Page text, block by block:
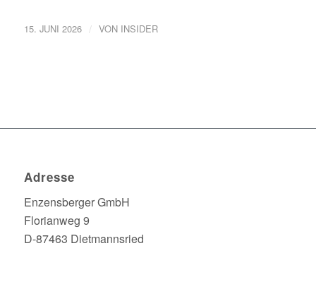
15. JUNI 2026 / VON INSIDER
Adresse
Enzensberger GmbH
Florianweg 9
D-87463 Dietmannsried